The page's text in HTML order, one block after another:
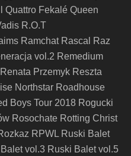
Quattro Fekalé Queen
R.O.T
Ramchat Rascal
Raz
vol.2 Remedium
Renata Przemyk Reszta
Northstar Roadhouse
Boys Tour 2018 Rogucki
Rosochate Rotting Christ
RPWL Ruski Balet
vol.3 Ruski Balet vol.5